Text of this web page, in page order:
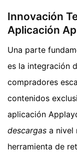
Innovación
Aplicación
Una parte
es la integración
compradores
contenidos
aplicación
descargas a nivel
herramienta de